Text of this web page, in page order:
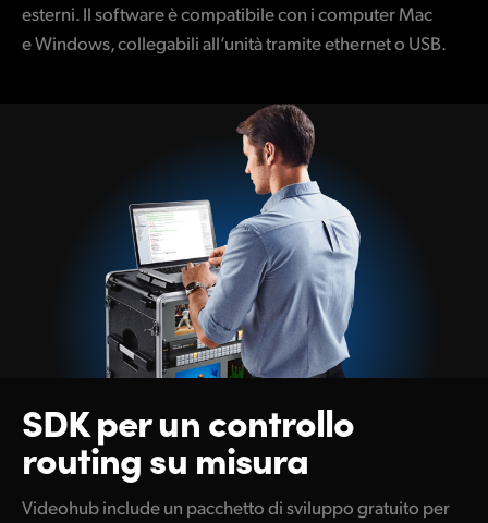
esterni. Il software è compatibile con i computer Mac
e Windows, collegabili all’unità tramite ethernet o USB.
SDK peruncontrollo
routing su misura
Videohub include un pacchetto di sviluppo gratuito per